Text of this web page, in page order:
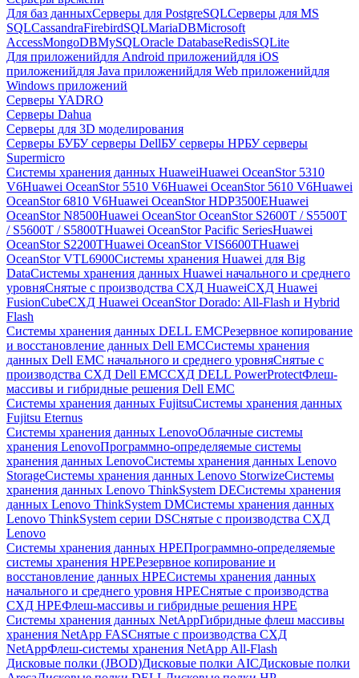
Для баз данныхСерверы для PostgreSQLСерверы для MS
SQLCassandraFirebirdSQLMariaDBMicrosoft
AccessMongoDBMySQLOracle DatabaseRedisSQLite
Для приложенийдля Android приложенийдля iOS
приложенийдля Java приложенийдля Web приложенийдля
Windows приложений
Серверы YADRO
Серверы Dahua
Серверы для 3D моделирования
Серверы БУБУ серверы DellБУ серверы HPБУ серверы
Supermicro
Системы хранения данных HuaweiHuawei OceanStor 5310
V6Huawei OceanStor 5510 V6Huawei OceanStor 5610 V6Huawei
OceanStor 6810 V6Huawei OceanStor HDP3500EHuawei
OceanStor N8500Huawei OceanStor OceanStor S2600T / S5500T
/ S5600T / S5800THuawei OceanStor Pacific SeriesHuawei
OceanStor S2200THuawei OceanStor VIS6600THuawei
OceanStor VTL6900Системы хранения Huawei для Big
DataСистемы хранения данных Huawei начального и среднего
уровняСнятые с производства СХД HuaweiСХД Huawei
FusionCubeСХД Huawei OceanStor Dorado: All-Flash и Hybrid
Flash
Системы хранения данных DELL EMCРезервное копирование
и восстановление данных Dell EMCСистемы хранения
данных Dell EMC начального и среднего уровняСнятые с
производства СХД Dell EMCСХД DELL PowerProtectФлеш-
массивы и гибридные решения Dell EMC
Системы хранения данных FujitsuСистемы хранения данных
Fujitsu Eternus
Системы хранения данных LenovoОблачные системы
хранения LenovoПрограммно-определяемые системы
хранения данных LenovoСистемы хранения данных Lenovo
StorageСистемы хранения данных Lenovo StorwizeСистемы
хранения данных Lenovo ThinkSystem DEСистемы хранения
данных Lenovo ThinkSystem DMСистемы хранения данных
Lenovo ThinkSystem серии DSСнятые с производства СХД
Lenovo
Системы хранения данных HPEПрограммно-определяемые
системы хранения HPEРезервное копирование и
восстановление данных HPEСистемы хранения данных
начального и среднего уровня HPEСнятые с производства
СХД HPEФлеш-массивы и гибридные решения HPE
Cистемы хранения данных NetAppГибридные флеш массивы
хранения NetApp FASСнятые с производства СХД
NetAppФлеш-системы хранения NetApp All-Flash
Дисковые полки (JBOD)Дисковые полки AICДисковые полки